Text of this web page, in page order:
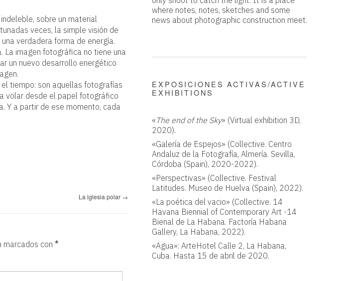
sobre un material
veces, la simple visión de
verdadera forma de energía.
La imagen fotográfica no tiene una
un nuevo desarrollo energético
tiempo: son aquellas fotografías
volar desde el papel fotográfico
Y a partir de ese momento, cada
La iglesia polar →
marcados con *
where notes, notes, sketches and some
news about photographic construction meet.
EXPOSICIONES ACTIVAS/ACTIVE
EXHIBITIONS
«The end of the Sky» (Virtual exhibition 3D,
2020).
«Galería de Espejos» (Collective. Centro
Andaluz de la Fotografía, Almería. Sevilla,
Córdoba (Spain), 2020-2022).
«Perspectivas» (Collective. Festival
Latitudes. Museo de Huelva (Spain), 2022).
«La poética del vacio» (Collective. 14
Havana Biennial of Contemporary Art -14
Bienal de La Habana. Factoría Habana
Gallery, La Habana, 2022).
«Agua»: ArteHotel Calle 2, La Habana,
Cuba. Hasta 15 de abril de 2020.